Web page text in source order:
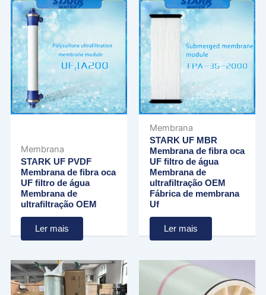
Membrana
STARK UF PVDF
Membrana de fibra oca
UF filtro de água
Membrana de
ultrafiltração OEM
Ler mais
Membrana
STARK UF MBR
Membrana de fibra oca
UF filtro de água
Membrana de
ultrafiltração OEM
Fábrica de membrana
Uf
Ler mais